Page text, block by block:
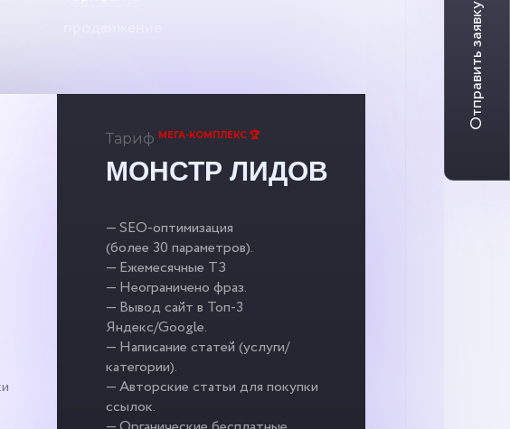
Тариф МЕГА-КОМПЛЕКС 🏆
МОНСТР ЛИДОВ
— SEO-оптимизация
(более 30 параметров).
— Ежемесячные ТЗ
— Неограничено фраз.
— Вывод сайт в Топ-3
Яндекс/Google.
— Написание статей (услуги/
категории).
— Авторские статьи для покупки
ссылок.
Отправить заявку